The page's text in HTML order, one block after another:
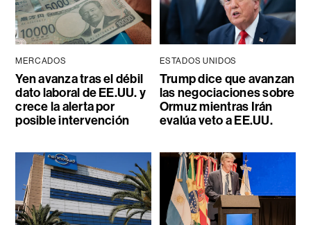
MERCADOS
Yen avanza tras el débil
dato laboral de EE.UU. y
crece la alerta por
posible intervención
ESTADOS UNIDOS
Trump dice que avanzan
las negociaciones sobre
Ormuz mientras Irán
evalúa veto a EE.UU.